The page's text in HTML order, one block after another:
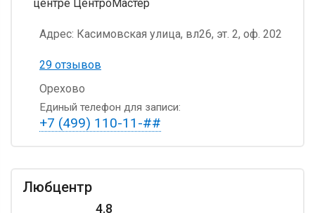
центре ЦентроМастер
Адрес: Касимовская улица, вл26, эт. 2, оф. 202
29 отзывов
Орехово
Единый телефон для записи:
+7 (499) 110-11-##
Любцентр
4.8